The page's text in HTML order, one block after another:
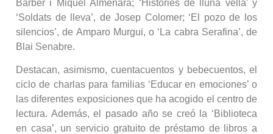
Barber i Miquel Almenara; ‘Històries de lluna vella’ y
‘Soldats de lleva’, de Josep Colomer; ‘El pozo de los
silencios’, de Amparo Murgui, o ‘La cabra Serafina’, de
Blai Senabre.
Destacan, asimismo, cuentacuentos y bebecuentos, el
ciclo de charlas para familias ‘Educar en emociones’ o
las diferentes exposiciones que ha acogido el centro de
lectura. Además, el pasado año se creó la ‘Biblioteca
en casa’, un servicio gratuito de préstamo de libros a